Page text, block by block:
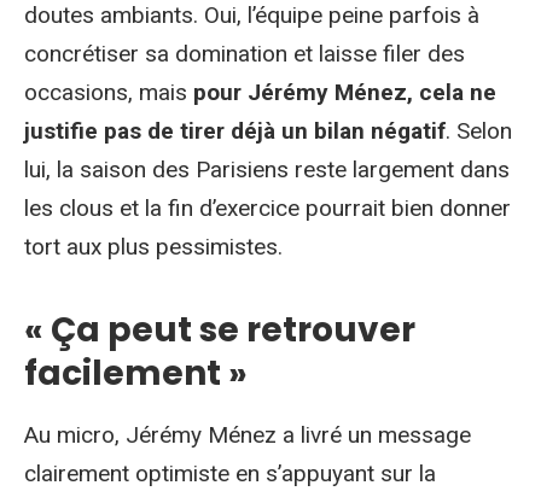
doutes ambiants. Oui, l’équipe peine parfois à
concrétiser sa domination et laisse filer des
occasions, mais pour Jérémy Ménez, cela ne
justifie pas de tirer déjà un bilan négatif. Selon
lui, la saison des Parisiens reste largement dans
les clous et la fin d’exercice pourrait bien donner
tort aux plus pessimistes.
« Ça peut se retrouver
facilement »
Au micro, Jérémy Ménez a livré un message
clairement optimiste en s’appuyant sur la